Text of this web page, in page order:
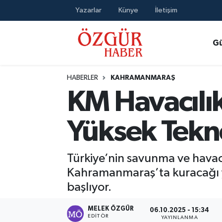
Yazarlar Künye İletişim
HABERLER KAHRAMANMARAŞ
KM
Yüksek
Türkiye’nin savunma ve
Kahramanmaraş’ta
başlıyor.
MELEK ÖZGÜR
EDITÖR
06.10.2025 - 15:34
YAYINLANMA
MODA - GÜZELLİK
Nöbetçi Eczaneler
Trafik Durumu
Süper Lig Puan Durumu ve Fikstür
Tüm Manşetler
Son Dakika Haberleri
Haber Arşivi